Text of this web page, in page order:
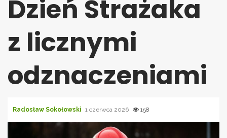
Dzień Strażaka
z licznymi
odznaczeniami
Radosław Sokołowski 1 czerwca 2026 158